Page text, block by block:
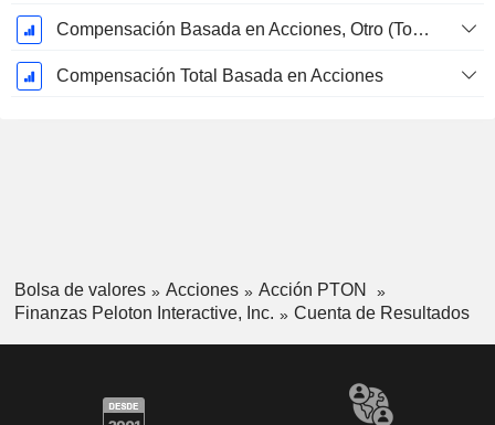
Compensación Basada en Acciones, Otro (Total)
Compensación Total Basada en Acciones
Bolsa de valores Acciones
Acción PTON
Finanzas Peloton Interactive, Inc.
Cuenta de Resultados